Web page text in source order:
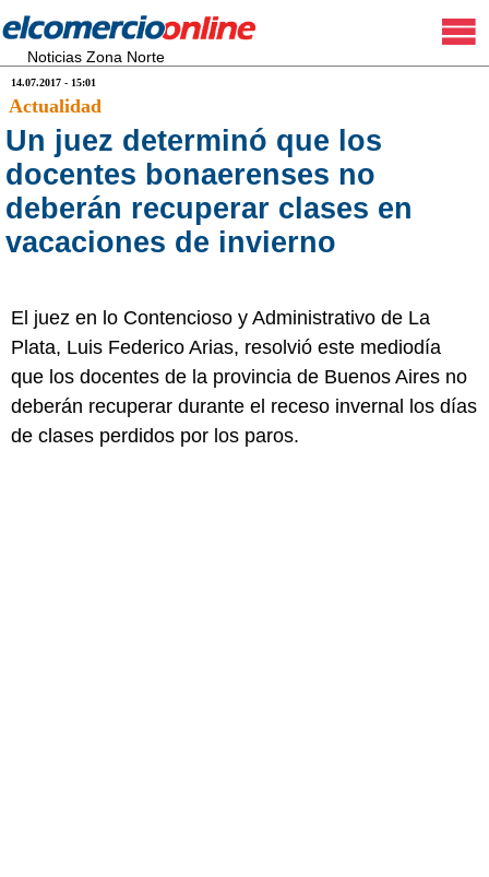
Noticias Zona Norte
14.07.2017 - 15:01
Actualidad
Un juez determinó que los
docentes bonaerenses no
deberán recuperar clases en
vacaciones de invierno
El juez en lo Contencioso y Administrativo de La
Plata, Luis Federico Arias, resolvió este mediodía
que los docentes de la provincia de Buenos Aires no
deberán recuperar durante el receso invernal los días
de clases perdidos por los paros.